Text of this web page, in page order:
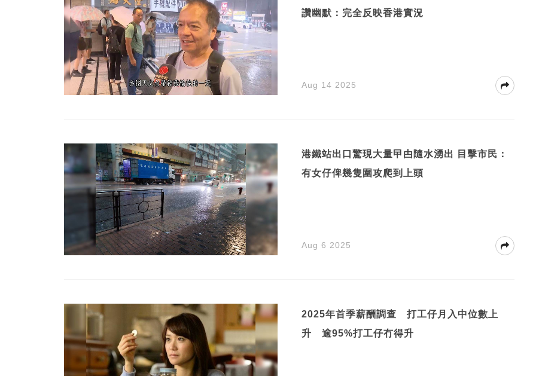
讚幽默：完全反映香港實況
Aug 14 2025
港鐵站出口驚現大量曱甴隨水湧出 目擊市民：
有女仔俾幾隻圍攻爬到上頭
Aug 6 2025
2025年首季薪酬調查 打工仔月入中位數上
升 逾95%打工仔冇得升